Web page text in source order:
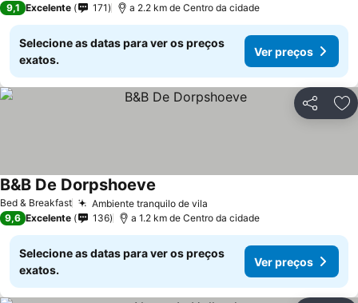
9,1 Excelente 171 a 2.2 km de Centro da cidade
Selecione as datas para ver os preços
exatos.
Ver preços
Partilhar
Bed & Breakfast Ambiente tranquilo de vila
B&B De Dorpshoeve
9,6 Excelente 136 a 1.2 km de Centro da cidade
Selecione as datas para ver os preços
exatos.
Ver preços